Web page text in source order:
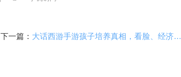
下一篇： 大话西游手游孩子培养真相，看脸、经济、长情，对号入座